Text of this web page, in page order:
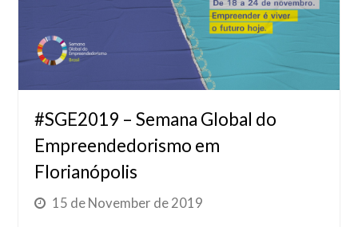
#SGE2019 – Semana Global do
Empreendedorismo em
Florianópolis
15 de November de 2019